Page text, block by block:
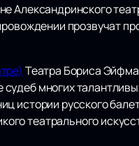
Александринского
прозвучат
Театра Бориса
многих
истории русского
театрального